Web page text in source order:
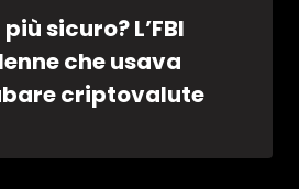
sicuro? L’FBI
che usava
criptovalute